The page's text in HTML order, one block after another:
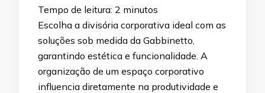
Tempo de leitura: 2 minutos
Escolha a divisória corporativa ideal com as
soluções sob medida da Gabbinetto,
garantindo estética e funcionalidade. A
organização de um espaço corporativo
influencia diretamente na produtividade e